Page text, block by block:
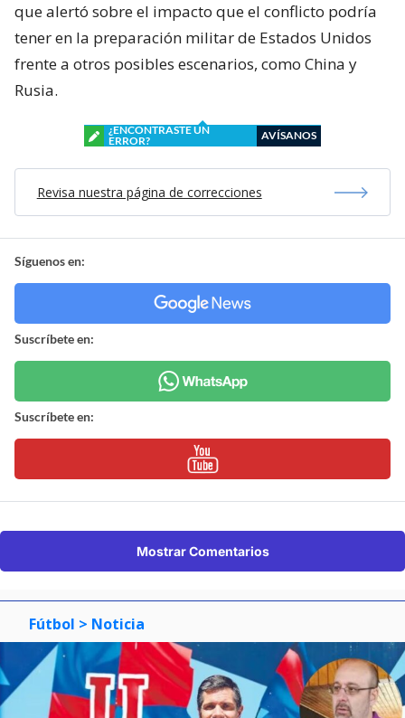
que alertó sobre el impacto que el conflicto podría
tener en la preparación militar de Estados Unidos
frente a otros posibles escenarios, como China y
Rusia.
¿ENCONTRASTE UN
ERROR?
AVÍSANOS
Revisa nuestra página de correcciones
Síguenos en:
Suscríbete en:
Suscríbete en:
Mostrar Comentarios
Fútbol > Noticia